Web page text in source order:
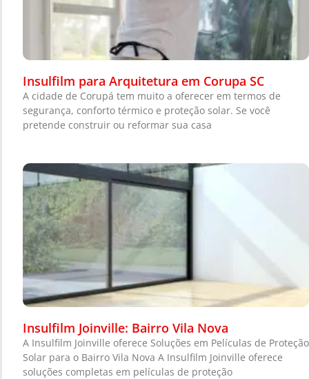
Insulfilm para Arquitetura em Corupa SC
A cidade de Corupá tem muito a oferecer em termos de
segurança, conforto térmico e proteção solar. Se você
pretende construir ou reformar sua casa
Insulfilm Joinville: Bairro Vila Nova
A Insulfilm Joinville oferece Soluções em Películas de Proteção
Solar para o Bairro Vila Nova A Insulfilm Joinville oferece
soluções completas em películas de proteção